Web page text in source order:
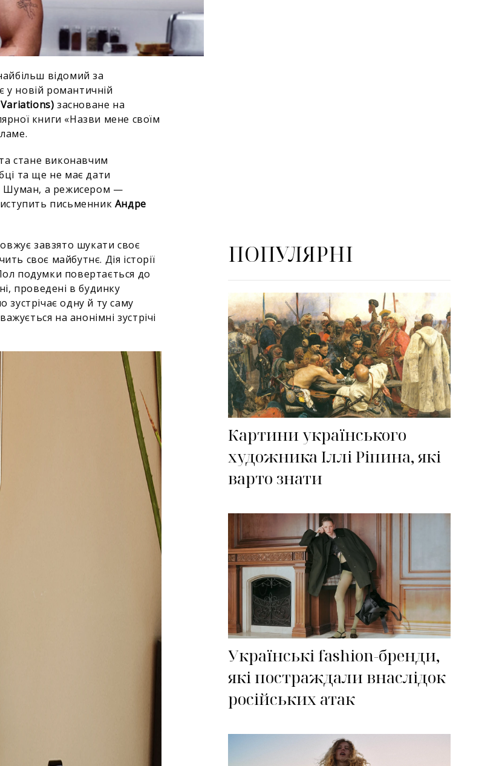
відомий за
у новій романтичній
Variations) засноване на
книги «Назви мене своїм
стане виконавчим
та ще не має дати
Шуман, а режисером —
письменник Андре
завзято шукати своє
своє майбутнє. Дія історії
подумки повертається до
проведені в будинку
зустрічає одну й ту саму
на анонімні зустрічі
ПОПУЛЯРНІ
Картини українського
художника Іллі Ріпина, які
варто знати
Українські fashion-бренди,
які постраждали внаслідок
російських атак